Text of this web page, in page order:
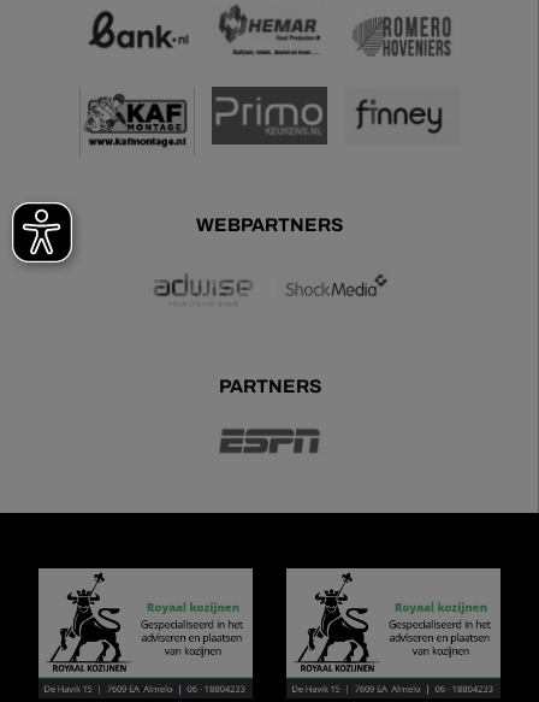
WEBPARTNERS
PARTNERS